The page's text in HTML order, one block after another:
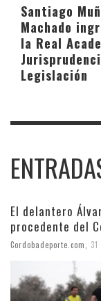
Santiago
Machado
la Real
Legislación
El delantero
procedente del
Cordobadeporte.com